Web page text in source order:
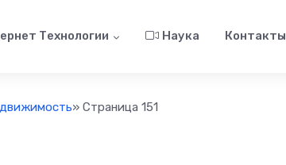
Технологии Наука Контакты
» Страница 151